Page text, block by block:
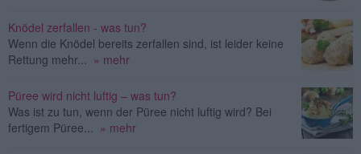
Knödel zerfallen - was tun?
Wenn die Knödel bereits zerfallen sind, ist leider keine
Rettung mehr...
» mehr
Püree wird nicht luftig – was tun?
Was ist zu tun, wenn der Püree nicht luftig wird? Bei
fertigem Püree...
» mehr